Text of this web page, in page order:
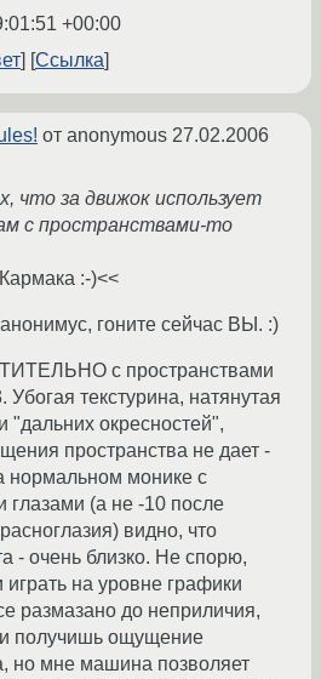
+00:00
Ссылка
от anonymous 27.02.2006
что за движок использует
с пространствами-то
:-)<<
гоните сейчас ВЫ. :)
с пространствами
Убогая текстурина, натянутая
"дальних окресностей",
пространства не дает -
нормальном монике с
(а не -10 после
видно, что
- очень близко. Не спорю,
играть на уровне графики
размазано до неприличия,
и получишь ощущение
но мне машина позволяет